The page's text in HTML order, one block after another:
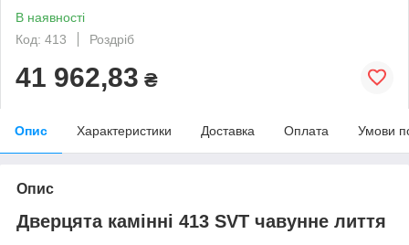
В наявності
Код: 413
Роздріб
41 962,83 ₴
Опис Характеристики Доставка Оплата Умови
Опис
Дверцята камінні 413 SVT чавунне лиття